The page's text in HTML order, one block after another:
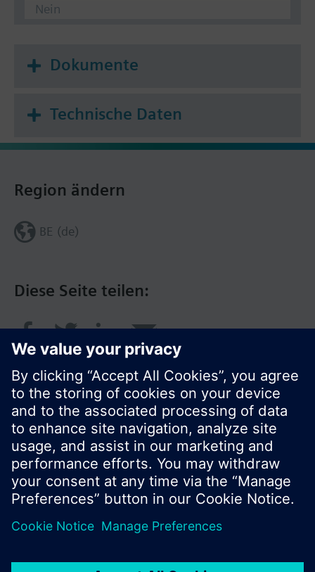
Nein
Dokumente
Technische Daten
Diese Seite teilen:
Region ändern
BE (de)
© Siemens Schweiz AG 2017
Produktangebot und Preise können pro Land